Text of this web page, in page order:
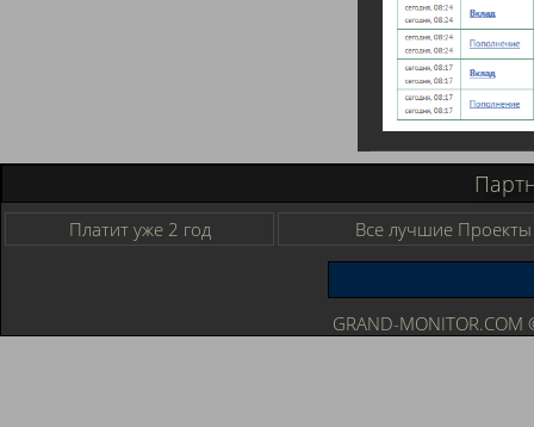
Платит уже 2 год Все лучшие Проекты
GRAND-